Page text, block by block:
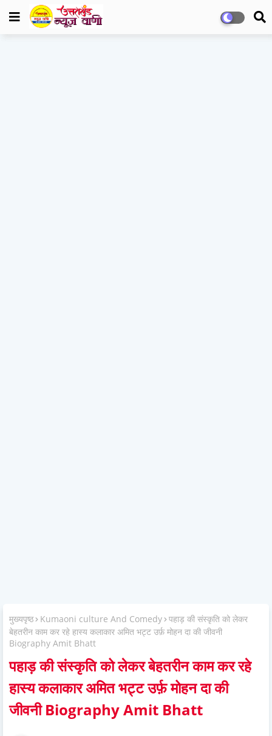
मुख्यपृष्ठ Kumaoni culture And Comedy पहाड़ की संस्कृति को लेकर
बेहतरीन काम कर रहे हास्य कलाकार अमित भट्ट उर्फ़ मोहन दा की जीवनी
Biography Amit Bhatt
पहाड़ की संस्कृति को लेकर बेहतरीन काम कर रहे
हास्य कलाकार अमित भट्ट उर्फ़ मोहन दा की
जीवनी Biography Amit Bhatt